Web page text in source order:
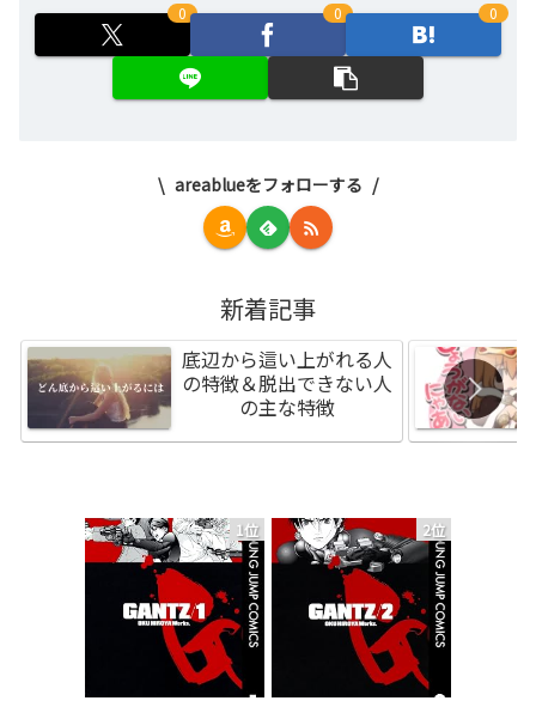
0 0 0
areablueをフォローする
新着記事
底辺から這い上がれる人
の特徴＆脱出できない人
の主な特徴
1位 2位